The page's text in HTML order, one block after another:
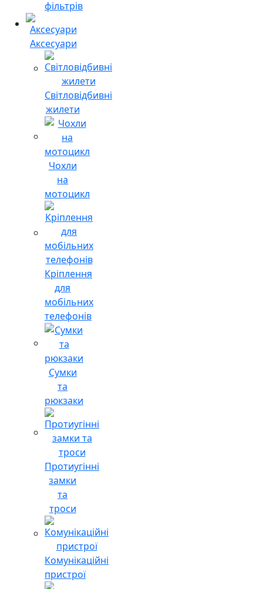
фільтрів
Аксесуари
Світловідбивні
жилети
Чохли
на
мотоцикл
Кріплення
для
мобільних
телефонів
Сумки
та
рюкзаки
Протиугінні
замки
та
троси
Комунікаційні
пристрої